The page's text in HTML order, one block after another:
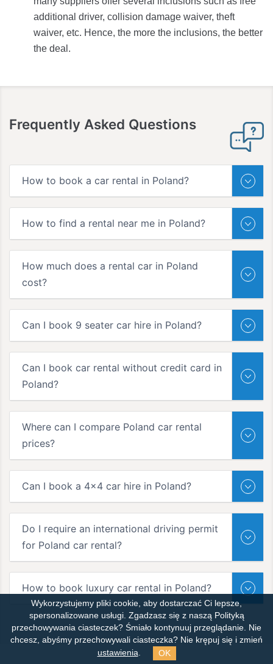
additional driver, collision damage waiver, theft
waiver, etc. Hence, the more the inclusions, the better
the deal.
Frequently Asked Questions
How to book a car rental in Poland?
How to find a rental near me in Poland?
How much does a rental car in Poland
cost?
Can I book 9 seater car hire in Poland?
Can I book car rental without credit card in
Poland?
Where can I compare Poland car rental
prices?
Can I book a 4x4 car hire in Poland?
Do I require an international driving permit
for Poland car rental?
How to book luxury car rental in Poland?
Wykorzystujemy pliki cookie, aby dostarczać Ci lepsze,
spersonalizowane usługi. Zgadzasz się z naszą Polityką
przechowywania ciasteczek? Śmiało kontynuuj przeglądanie. Nie
chcesz, abyśmy przechowywali ciasteczka? Nie krępuj się i zmień
ustawienia. OK